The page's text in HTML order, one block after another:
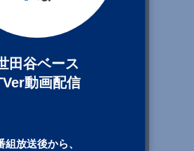
田谷ベース
動画配信
組放送後から、